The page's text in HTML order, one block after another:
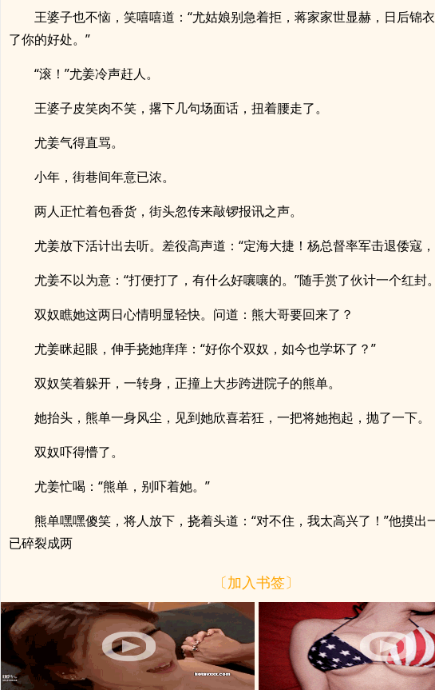
王婆子也不恼，笑嘻嘻道：“尤姑娘别急着拒，蒋家家世显赫，日后锦
了你的好处。”
“滚！”尤姜冷声赶人。
王婆子皮笑肉不笑，撂下几句场面话，扭着腰走了。
尤姜气得直骂。
小年，街巷间年意已浓。
两人正忙着包香货，街头忽传来敲锣报讯之声。
尤姜放下活计出去听。差役高声道：“定海大捷！杨总督率军击退倭寇
尤姜不以为意：“打便打了，有什么好嚷嚷的。”随手赏了伙计一个红封
双奴瞧她这两日心情明显轻快。问道：熊大哥要回来了？
尤姜眯起眼，伸手挠她痒痒：“好你个双奴，如今也学坏了？”
双奴笑着躲开，一转身，正撞上大步跨进院子的熊单。
她抬头，熊单一身风尘，见到她欣喜若狂，一把将她抱起，抛了一下。
双奴吓得懵了。
尤姜忙喝：“熊单，别吓着她。”
熊单嘿嘿傻笑，将人放下，挠着头道：“对不住，我太高兴了！”他摸出
已碎裂成两
〔加入书签〕
x